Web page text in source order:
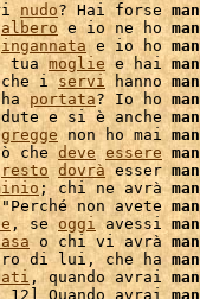
nudo? Hai forse
albero e io ne ho
ingannata e io ho
moglie e hai
i servi hanno
portata? Io ho
e si è anche
gregge non ho mai
che deve essere
resto dovrà esser
; chi ne avrà
non avete
, se oggi avessi
o chi vi avrà
di lui, che ha
, quando avrai
Quando avrai